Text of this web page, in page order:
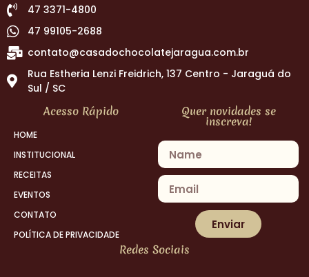
47 3371-4800
47 99105-2688
contato@casadochocolatejaragua.com.br
Rua Estheria Lenzi Freidrich, 137 Centro - Jaraguá do
Sul / SC
Acesso Rápido
HOME
INSTITUCIONAL
RECEITAS
EVENTOS
CONTATO
POLÍTICA DE PRIVACIDADE
Quer novidades se
inscreva!
Enviar
Redes Sociais